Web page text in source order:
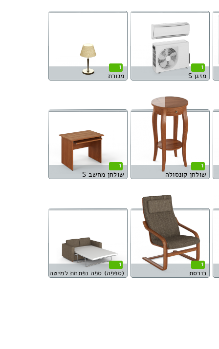
1
מזגן S
1
מנורת
1
שולחן קונסולה
1
שולחן מחשב S
1
כורסת
1
(ספפה) ספה נפתחת למיטה